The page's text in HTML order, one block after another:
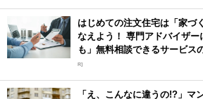
はじめての注文住宅は「家づ
なえよう！ 専門アドバイザー
も」無料相談できるサービス
R]
「え、こんなに違うの!?」マ